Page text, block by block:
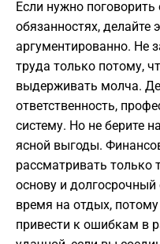
Если нужно поговорить
обязанностях, делайте
аргументированно. Не
труда только потому,
выдерживать молча.
ответственность,
систему. Но не берите
ясной выгоды.
рассматривать только
основу и
время на отдых,
привести к ошибкам в